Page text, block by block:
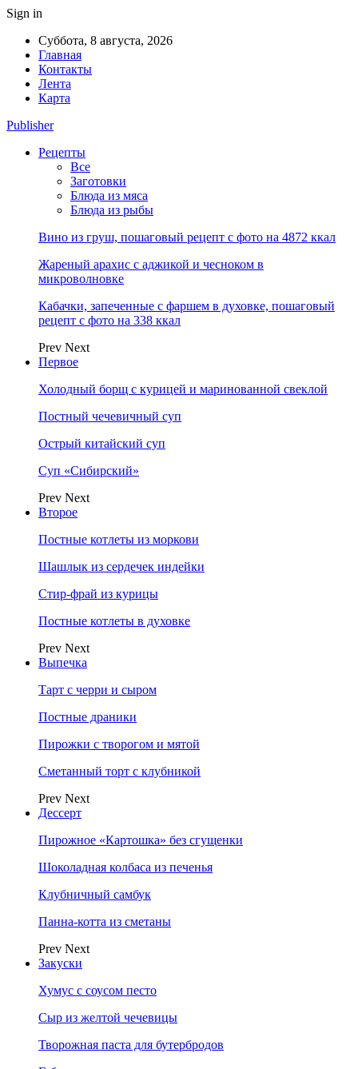
Sign in
Суббота, 8 августа, 2026
Главная
Контакты
Лента
Карта
Publisher
Рецепты
Все
Заготовки
Блюда из мяса
Блюда из рыбы
Вино из груш, пошаговый рецепт с фото на 4872 ккал
Жареный арахис с аджикой и чесноком в
микроволновке
Кабачки, запеченные с фаршем в духовке, пошаговый
рецепт с фото на 338 ккал
Prev Next
Первое
Холодный борщ с курицей и маринованной свеклой
Постный чечевичный суп
Острый китайский суп
Суп «Сибирский»
Prev Next
Второе
Постные котлеты из моркови
Шашлык из сердечек индейки
Стир-фрай из курицы
Постные котлеты в духовке
Prev Next
Выпечка
Тарт с черри и сыром
Постные драники
Пирожки с творогом и мятой
Сметанный торт с клубникой
Prev Next
Дессерт
Пирожное «Картошка» без сгущенки
Шоколадная колбаса из печенья
Клубничный самбук
Панна-котта из сметаны
Prev Next
Закуски
Хумус с соусом песто
Сыр из желтой чечевицы
Творожная паста для бутербродов